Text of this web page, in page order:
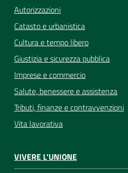
Autorizzazioni
Catasto e urbanistica
Cultura e tempo libero
Giustizia e sicurezza pubblica
Imprese e commercio
Salute, benessere e assistenza
Tributi, finanze e contravvenzioni
Vita lavorativa
VIVERE L'UNIONE